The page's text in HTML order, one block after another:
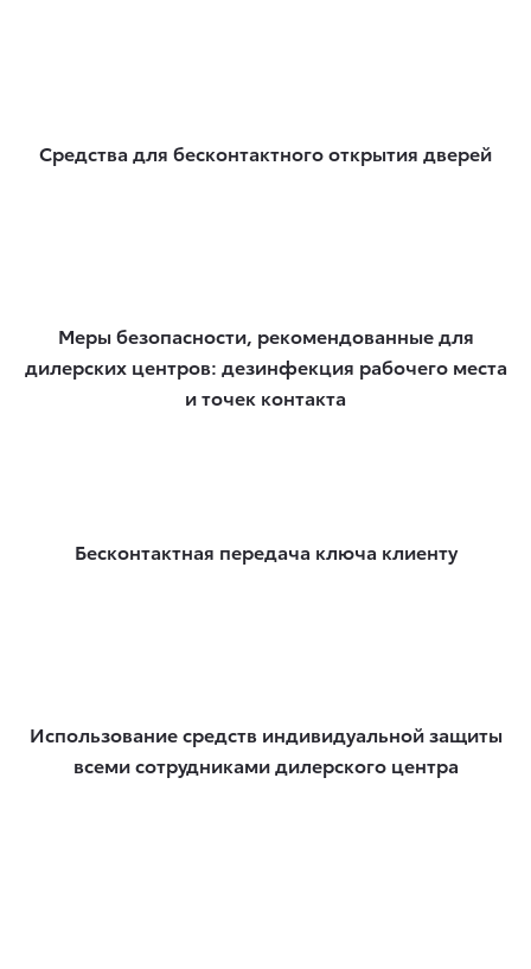
Средства для бесконтактного открытия дверей
Меры безопасности, рекомендованные для
дилерских центров: дезинфекция рабочего места
и точек контакта
Бесконтактная передача ключа клиенту
Использование средств индивидуальной защиты
всеми сотрудниками дилерского центра